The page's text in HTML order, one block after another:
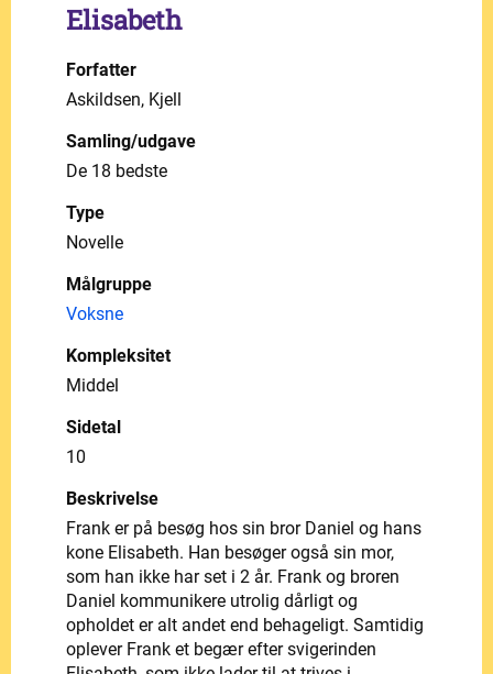
Elisabeth
Forfatter
Askildsen, Kjell
Samling/udgave
De 18 bedste
Type
Novelle
Målgruppe
Voksne
Kompleksitet
Middel
Sidetal
10
Beskrivelse
Frank er på besøg hos sin bror Daniel og hans
kone Elisabeth. Han besøger også sin mor,
som han ikke har set i 2 år. Frank og broren
Daniel kommunikere utrolig dårligt og
opholdet er alt andet end behageligt. Samtidig
oplever Frank et begær efter svigerinden